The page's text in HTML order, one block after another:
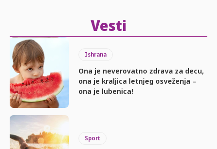
Vesti
Ishrana
Ona je neverovatno zdrava za decu,
ona je kraljica letnjeg osveženja –
ona je lubenica!
Sport